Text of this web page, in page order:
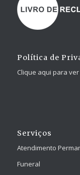
Política de
Clique aqui para
Serviços
Atendimento
Funeral